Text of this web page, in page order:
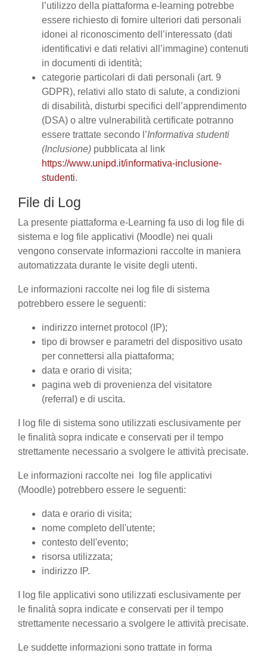
l’utilizzo della piattaforma e-learning potrebbe
essere richiesto di fornire ulteriori dati personali
idonei al riconoscimento dell’interessato (dati
identificativi e dati relativi all’immagine) contenuti
in documenti di identità;
categorie particolari di dati personali (art. 9
GDPR), relativi allo stato di salute, a condizioni
di disabilità, disturbi specifici dell’apprendimento
(DSA) o altre vulnerabilità certificate potranno
essere trattate secondo l’Informativa studenti
(Inclusione) pubblicata al link
https://www.unipd.it/informativa-inclusione-
studenti.
File di Log
La presente piattaforma e-Learning fa uso di log file di
sistema e log file applicativi (Moodle) nei quali
vengono conservate informazioni raccolte in maniera
automatizzata durante le visite degli utenti.
Le informazioni raccolte nei log file di sistema
potrebbero essere le seguenti:
indirizzo internet protocol (IP);
tipo di browser e parametri del dispositivo usato
per connettersi alla piattaforma;
data e orario di visita;
pagina web di provenienza del visitatore
(referral) e di uscita.
I log file di sistema sono utilizzati esclusivamente per
le finalità sopra indicate e conservati per il tempo
strettamente necessario a svolgere le attività precisate.
Le informazioni raccolte nei log file applicativi
(Moodle) potrebbero essere le seguenti:
data e orario di visita;
nome completo dell'utente;
contesto dell'evento;
risorsa utilizzata;
indirizzo IP.
I log file applicativi sono utilizzati esclusivamente per
le finalità sopra indicate e conservati per il tempo
strettamente necessario a svolgere le attività precisate.
Le suddette informazioni sono trattate in forma